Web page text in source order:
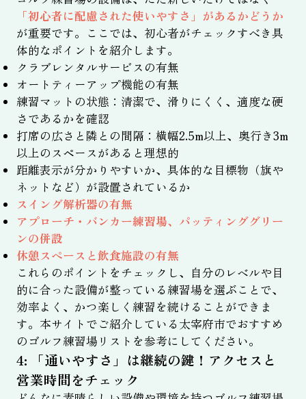
「初心者に配慮された使いやすさ」があるかどうか
が重要です。ここでは、初心者がチェックすべき具
体的なポイントを紹介します。
クラブレンタルサービスの有無
オートティーアップ機能の有無
練習マットの状態：清潔で、滑りにくく、適度な硬
さであるかを確認
打席の広さと隣との間隔：横幅2.5m以上、奥行き3m
以上のスペースがあると理想的
距離表示が分かりやすいか、具体的な目標物（旗や
ネットなど）が設置されているか
スイング解析器の有無
アプローチ・バンカー練習場、パッティンググリー
ンの併設
休憩スペースと飲食施設の有無
これらのポイントをチェックし、自分のレベルや目
的に合った設備が整っている練習場を選ぶことで、
効率よく、かつ楽しく練習を続けることができま
す。本サイトでご紹介している太宰府市でおすすめ
のゴルフ練習場リストを参考にしてください。
4: 「通いやすさ」は継続の鍵！アクセスと
営業時間をチェック